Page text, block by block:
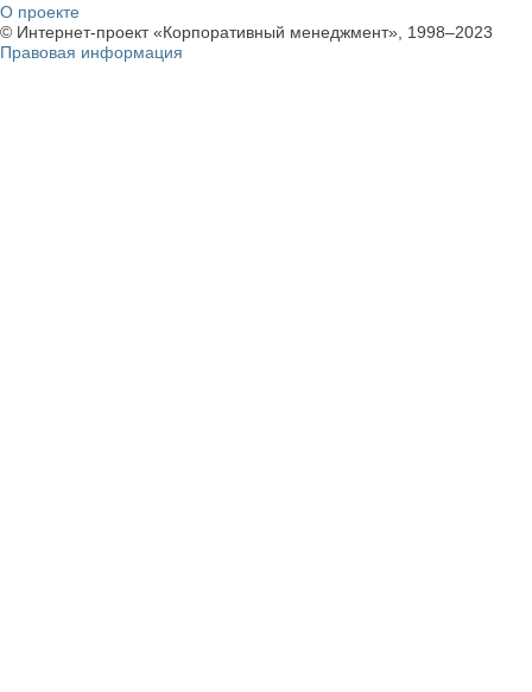
О проекте
© Интернет-проект «Корпоративный менеджмент», 1998–2023
Правовая информация